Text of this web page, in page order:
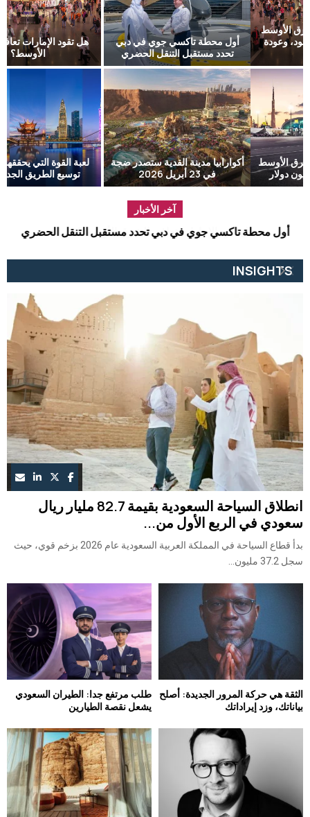
هل تقود الإمارات تعافي الشرق
الأوسط؟
أول محطة تاكسي جوي في دبي
تحدد مستقبل التنقل الحضري
لعبة القوة التي يحققها الاتحاد مع
توسيع الطريق الجديد في...
أكوارابيا مدينة القدية ستصدر ضجة
في 23 أبريل 2026
آخر الأخبار
أول محطة تاكسي جوي في دبي تحدد مستقبل التنقل الحضري
INSIGHTS
انطلاق السياحة السعودية بقيمة 82.7 مليار ريال
سعودي في الربع الأول من...
بدأ قطاع السياحة في المملكة العربية السعودية عام 2026 بزخم قوي، حيث
سجل 37.2 مليون...
طلب مرتفع جدا: الطيران السعودي
يشعل نقصة الطيارين
الثقة هي حركة المرور الجديدة: أصلح
بياناتك، وزد إيراداتك